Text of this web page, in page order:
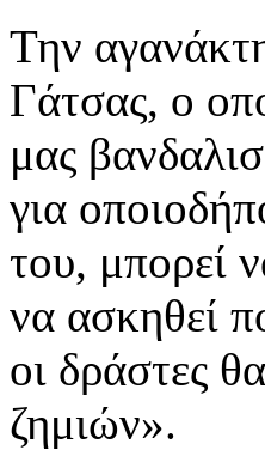
Την
Γάτσας, ο
μας
για
του, μπορεί
να ασκηθεί
οι δράστες
ζημιών».